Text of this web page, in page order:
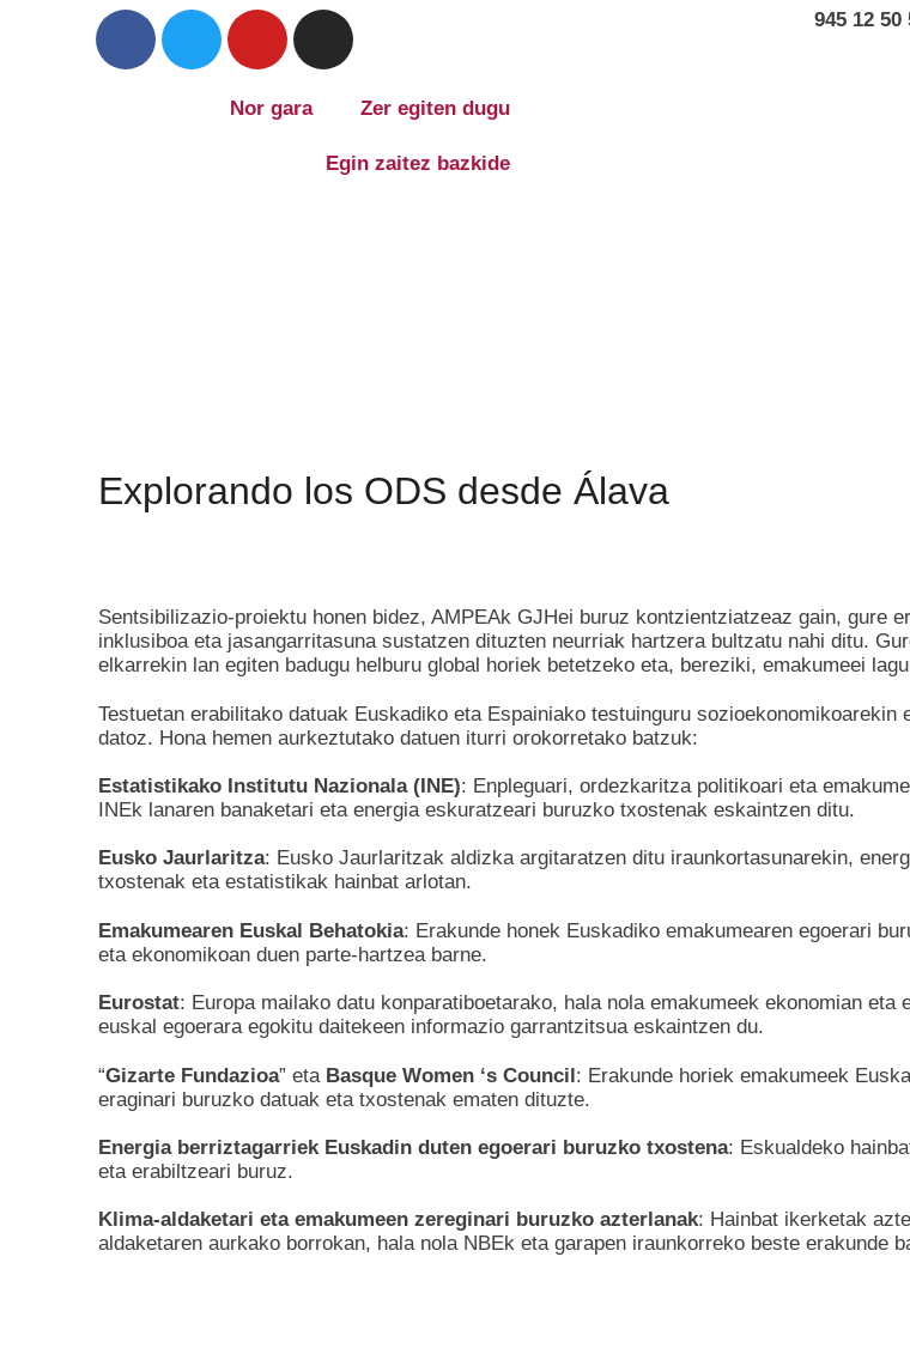
945 12 50
Nor gara Zer egiten dugu
Egin zaitez bazkide
Explorando los ODS desde Álava
Sentsibilizazio-proiektu honen bidez, AMPEAk GJHei buruz kontzientziatzeaz gain, gure
inklusiboa eta jasangarritasuna sustatzen dituzten neurriak hartzera bultzatu nahi ditu.
elkarrekin lan egiten badugu helburu global horiek betetzeko eta, bereziki, emakumeei
Testuetan erabilitako datuak Euskadiko eta Espainiako testuinguru
datoz. Hona hemen aurkeztutako datuen iturri orokorretako batzuk:
Estatistikako Institutu Nazionala (INE): Enpleguari, ordezkaritza politikoari eta
INEk lanaren banaketari eta energia eskuratzeari buruzko txostenak eskaintzen ditu.
Eusko Jaurlaritza: Eusko Jaurlaritzak aldizka argitaratzen ditu iraunkortasunarekin,
txostenak eta estatistikak hainbat arlotan.
Emakumearen Euskal Behatokia: Erakunde honek Euskadiko emakumearen egoerari
eta ekonomikoan duen parte-hartzea barne.
Eurostat: Europa mailako datu konparatiboetarako, hala nola emakumeek ekonomian
euskal egoerara egokitu daitekeen informazio garrantzitsua eskaintzen du.
“Gizarte Fundazioa” eta Basque Women ‘s Council: Erakunde horiek emakumeek
eraginari buruzko datuak eta txostenak ematen dituzte.
Energia berriztagarriek Euskadin duten egoerari buruzko txostena: Eskualdeko
eta erabiltzeari buruz.
Klima-aldaketari eta emakumeen zereginari buruzko azterlanak: Hainbat ikerketak
aldaketaren aurkako borrokan, hala nola NBEk eta garapen iraunkorreko beste erakunde